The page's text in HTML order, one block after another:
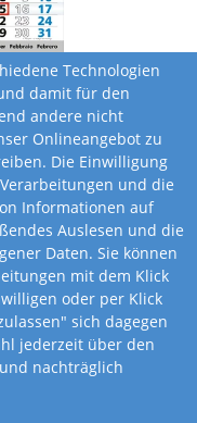
Technologien
damit für den
andere nicht
Onlineangebot zu
Die Einwilligung
und die
Informationen auf
Auslesen und die
Daten. Sie können
mit dem Klick
oder per Klick
sich dagegen
jederzeit über den
nachträglich